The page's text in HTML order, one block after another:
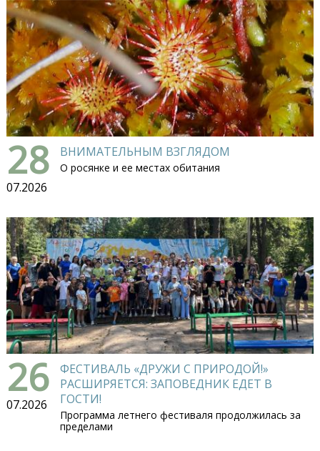
28
07.2026
ВНИМАТЕЛЬНЫМ ВЗГЛЯДОМ
О росянке и ее местах обитания
26
07.2026
ФЕСТИВАЛЬ «ДРУЖИ С ПРИРОДОЙ!»
РАСШИРЯЕТСЯ: ЗАПОВЕДНИК ЕДЕТ В
ГОСТИ!
Программа летнего фестиваля продолжилась за
пределами